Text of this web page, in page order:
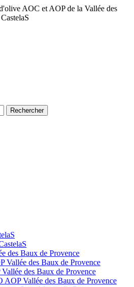
AOC et AOP de la Vallée des
Rechercher
des Baux de Provence
des Baux de Provence
des Baux de Provence
Vallée des Baux de Provence